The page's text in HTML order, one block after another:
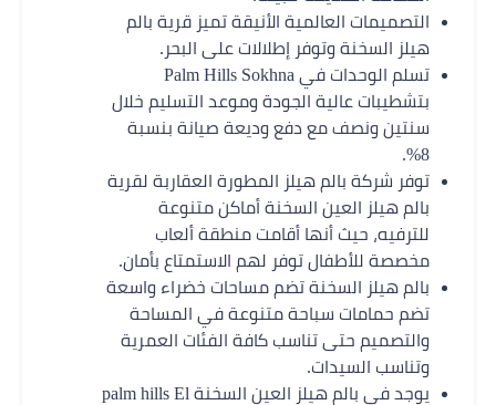
التصميمات العالمية الأنيقة تميز قرية بالم
هيلز السخنة وتوفر إطلالات على البحر.
تسلم الوحدات في Palm Hills Sokhna
بتشطيبات عالية الجودة وموعد التسليم خلال
سنتين ونصف مع دفع وديعة صيانة بنسبة
8%.
توفر شركة بالم هيلز المطورة العقاربة لقرية
بالم هيلز العين السخنة أماكن متنوعة
للترفيه، حيث أنها أقامت منطقة ألعاب
مخصصة للأطفال توفر لهم الاستمتاع بأمان.
بالم هيلز السخنة تضم مساحات خضراء واسعة
تضم حمامات سباحة متنوعة في المساحة
والتصميم حتى تناسب كافة الفئات العمرية
وتناسب السيدات.
يوجد في بالم هيلز العين السخنة palm hills El